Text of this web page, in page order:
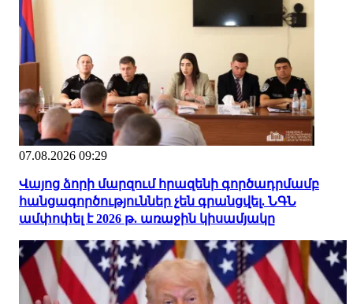
07.08.2026 09:29
Վայոց ձորի մարզում հրազենի գործադրմամբ
հանցագործություններ չեն գրանցվել. ՆԳՆ
ամփոփել է 2026 թ. առաջին կիսամյակը